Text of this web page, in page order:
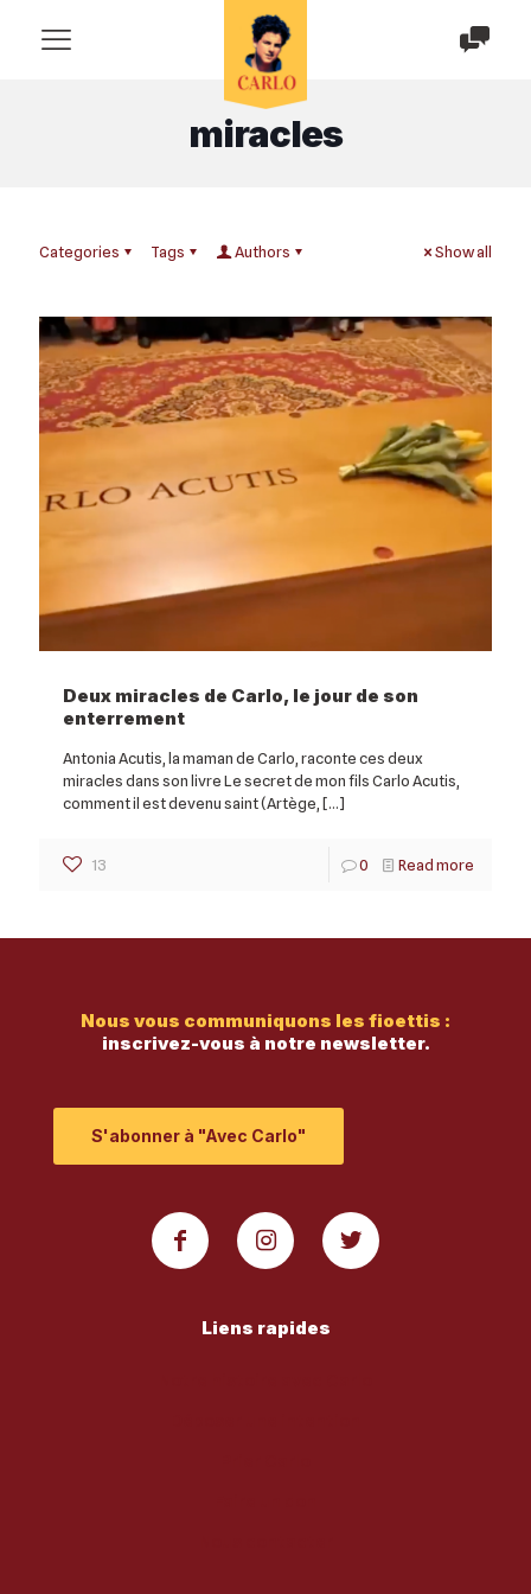
miracles
Categories Tags Authors Show all
Deux miracles de Carlo, le jour de son
enterrement
Antonia Acutis, la maman de Carlo, raconte ces deux
miracles dans son livre Le secret de mon fils Carlo Acutis,
comment il est devenu saint (Artège, […]
13 0 Read more
Nous vous communiquons les fioettis :
inscrivez-vous à notre newsletter.
S'abonner à "Avec Carlo"
Liens rapides